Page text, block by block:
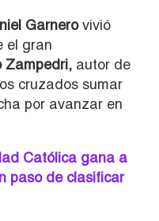
Garnerovivió
el gran
Zampedri, autor de
cruzados sumar
por avanzar en
Católica gana a
paso de clasificar